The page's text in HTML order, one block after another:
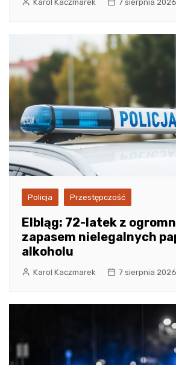
Karol Kaczmarek 7 sierpnia 2026
Policja Przestępczość
Elbląg: 72-latek z
zapasem nielegalnych
alkoholu
Karol Kaczmarek 7 sierpnia 2026